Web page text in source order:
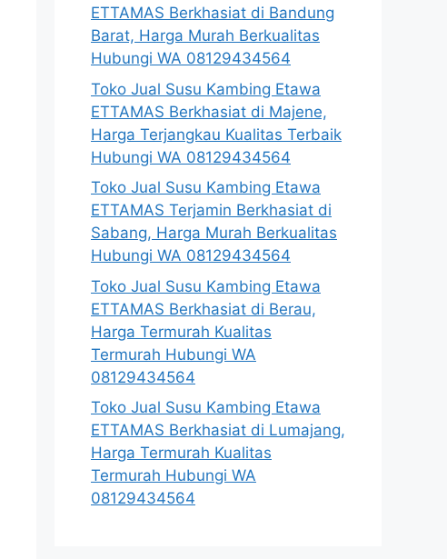
ETTAMAS Berkhasiat di Bandung
Barat, Harga Murah Berkualitas
Hubungi WA 08129434564
Toko Jual Susu Kambing Etawa
ETTAMAS Berkhasiat di Majene,
Harga Terjangkau Kualitas Terbaik
Hubungi WA 08129434564
Toko Jual Susu Kambing Etawa
ETTAMAS Terjamin Berkhasiat di
Sabang, Harga Murah Berkualitas
Hubungi WA 08129434564
Toko Jual Susu Kambing Etawa
ETTAMAS Berkhasiat di Berau,
Harga Termurah Kualitas
Termurah Hubungi WA
08129434564
Toko Jual Susu Kambing Etawa
ETTAMAS Berkhasiat di Lumajang,
Harga Termurah Kualitas
Termurah Hubungi WA
08129434564